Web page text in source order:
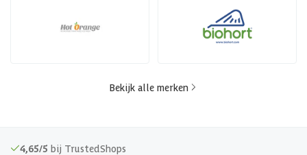
Bekijk alle merken
4,65/5 bij TrustedShops